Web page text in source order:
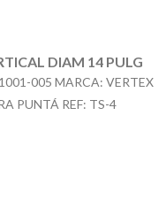
DIAM 14 PULG
005 MARCA: VERTEX
PUNTÁ REF: TS-4